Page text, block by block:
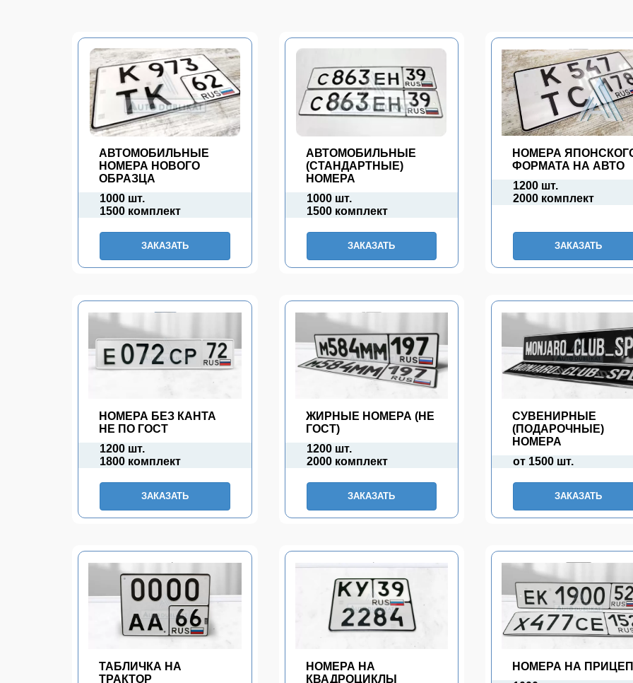
АВТОМОБИЛЬНЫЕ
НОМЕРА НОВОГО
ОБРАЗЦА
1000 шт.
1500 комплект
ЗАКАЗАТЬ
АВТОМОБИЛЬНЫЕ
(СТАНДАРТНЫЕ)
НОМЕРА
1000 шт.
1500 комплект
ЗАКАЗАТЬ
НОМЕРА
ФОРМАТА НА АВТО
1200 шт.
2000 комплект
ЗАКАЗАТЬ
НОМЕРА БЕЗ КАНТА
НЕ ПО ГОСТ
1200 шт.
1800 комплект
ЗАКАЗАТЬ
ЖИРНЫЕ НОМЕРА (НЕ
ГОСТ)
1200 шт.
2000 комплект
ЗАКАЗАТЬ
СУВЕНИРНЫЕ
(ПОДАРОЧНЫЕ)
НОМЕРА
от 1500 шт.
ЗАКАЗАТЬ
ТАБЛИЧКА НА
ТРАКТОР
НОМЕРА НА
КВАДРОЦИКЛЫ
НОМЕРА НА ПРИЦЕП